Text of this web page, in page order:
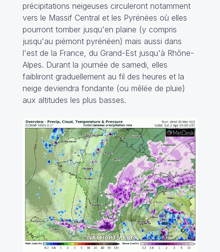
précipitations neigeuses circuleront notamment
vers le Massif Central et les Pyrénées où elles
pourront tomber jusqu'en plaine (y compris
jusqu'au piémont pyrénéen) mais aussi dans
l'est de la France, du Grand-Est jusqu'à Rhône-
Alpes. Durant la journée de samedi, elles
faibliront graduellement au fil des heures et la
neige deviendra fondante (ou mêlée de pluie)
aux altitudes les plus basses.